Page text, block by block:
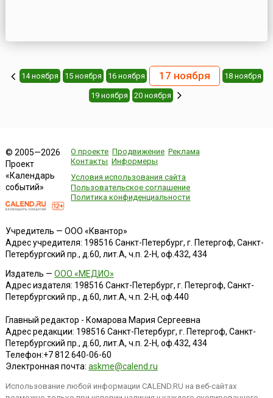
14 ноября 15 ноября 16 ноября 17 ноября 18 ноября
19 ноября 20 ноября
© 2005—2026
Проект
«Календарь
событий»
О проекте Продвижение Реклама
Контакты Информеры
Условия использования сайта
Пользовательское соглашение
Политика конфиденциальности
Учредитель — ООО «Квантор»
Адрес учредителя: 198516 Санкт-Петербург, г. Петергоф, Санкт-
Петербургский пр., д.60, лит.А, ч.п. 2-Н, оф.432, 434
Издатель — ООО «МЕДИО»
Адрес издателя: 198516 Санкт-Петербург, г. Петергоф, Санкт-
Петербургский пр., д.60, лит.А, ч.п. 2-Н, оф.440
Главный редактор - Комарова Мария Сергеевна
Адрес редакции: 198516 Санкт-Петербург, г. Петергоф, Санкт-
Петербургский пр., д.60, лит.А, ч.п. 2-Н, оф.432, 434
Телефон:+7 812 640-06-60
Электронная почта: askme@calend.ru
Использование любой информации CALEND.RU на веб-сайтах